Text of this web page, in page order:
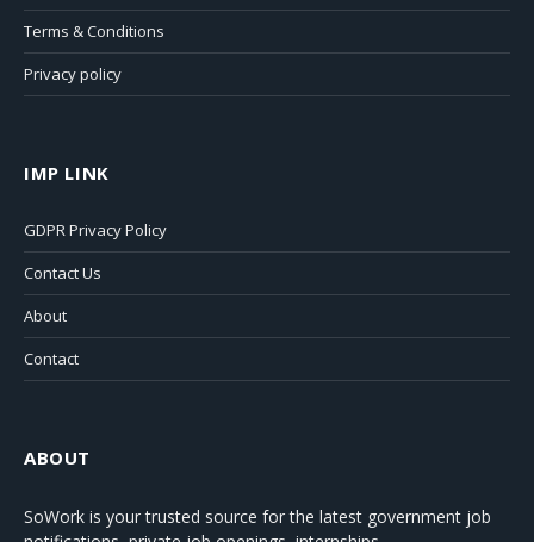
Terms & Conditions
Privacy policy
IMP LINK
GDPR Privacy Policy
Contact Us
About
Contact
ABOUT
SoWork is your trusted source for the latest government job